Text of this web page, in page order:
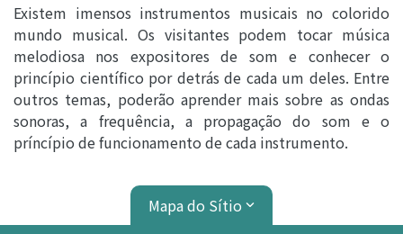
Existem imensos instrumentos musicais no colorido
mundo musical. Os visitantes podem tocar música
melodiosa nos expositores de som e conhecer o
princípio científico por detrás de cada um deles. Entre
outros temas, poderão aprender mais sobre as ondas
sonoras, a frequência, a propagação do som e o
príncípio de funcionamento de cada instrumento.
Mapa do Sítio